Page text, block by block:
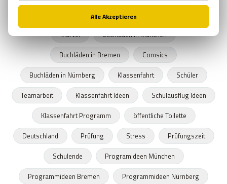
Mutter-Tochter Aktivitäten München
Marvel
Buchläden in München
Buchläden in Bremen
Comsics
Buchläden in Nürnberg
Klassenfahrt
Schüler
Teamarbeit
Klassenfahrt Ideen
Schulausflug Ideen
Klassenfahrt Programm
öffentliche Toilette
Deutschland
Prüfung Stress
Prüfungszeit
Schulende
Programideen München
Programmideen Bremen
Programmideen Nürnberg